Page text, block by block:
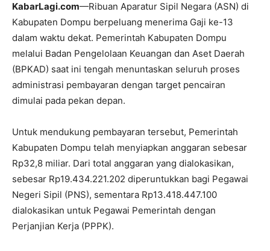
KabarLagi.com—Ribuan Aparatur Sipil Negara (ASN) di
Kabupaten Dompu berpeluang menerima Gaji ke-13
dalam waktu dekat. Pemerintah Kabupaten Dompu
melalui Badan Pengelolaan Keuangan dan Aset Daerah
(BPKAD) saat ini tengah menuntaskan seluruh proses
administrasi pembayaran dengan target pencairan
dimulai pada pekan depan.
Untuk mendukung pembayaran tersebut, Pemerintah
Kabupaten Dompu telah menyiapkan anggaran sebesar
Rp32,8 miliar. Dari total anggaran yang dialokasikan,
sebesar Rp19.434.221.202 diperuntukkan bagi Pegawai
Negeri Sipil (PNS), sementara Rp13.418.447.100
dialokasikan untuk Pegawai Pemerintah dengan
Perjanjian Kerja (PPPK).